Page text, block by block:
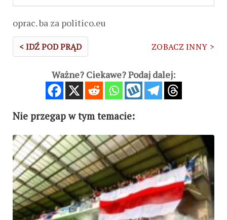
oprac. ba za politico.eu
< IDŹ POD PRĄD ZOBACZ INNY >
Ważne? Ciekawe? Podaj dalej:
Nie przegap w tym temacie: